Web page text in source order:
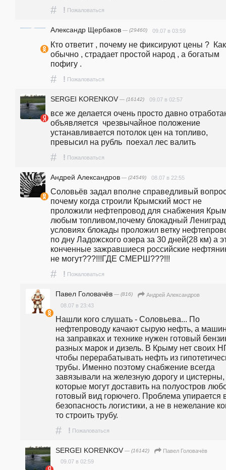
# ! Пожаловаться
Александр Щербаков — (29460) 09.07 в 03:59
Кто ответит , почему не фиксируют цены ?  Как
обычно , страдает простой народ , а богатым
пофигу .
# ! Пожаловаться
SERGEI KORENKOV — (16142) 09.07 в 02:57
все же делается очень просто давно
объявляется  чрезвычайное положение
устанавливается потолок цен на топливо,
превысил на рубль  поехал лес валить
# ! Пожаловаться
Андрей Александров — (24549) 08.07 в 22:55
Соловьёв задал вполне справедливый
почему когда строили Крымский мост не
проложили нефтепровод для снабжения
любым топливом,почему блокадный
условиях блокады проложил ветку
по дну Ладожского озера за 30 дней(28 км) а
конченные зажравшиеся российские
не могут???!!!ГДЕ СМЕРШ???!!!
# ! Пожаловаться
Павел Головачёв — (816)
Андрей Александров
08.07 в 23:43
Нашли кого слушать - Соловьева... По
нефтепроводу качают сырую нефть, а
на заправках и технике нужен готовый
разных марок и дизель. В Крыму нет своих
чтобы перерабатывать нефть из
трубы. Именно поэтому снабжение всегда
завязывали на железную дорогу и цистерны,
которые могут доставить на полуостров
готовый вид горючего. Проблема упирается
безопасность логистики, а не в нежелание
то строить трубу.
# ! Пожаловаться
SERGEI KORENKOV — (16142)
Павел Головачёв
09.07 в 02:59